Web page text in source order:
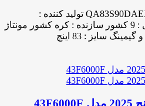
مدل : S90D مدل کامل : QA83S90DAEXZN تولید کننده :
سامسونگ ساخت : 2024 سری : 9 کشور سازنده : کره کشور مونتاژ
سایز : 83 اینچ